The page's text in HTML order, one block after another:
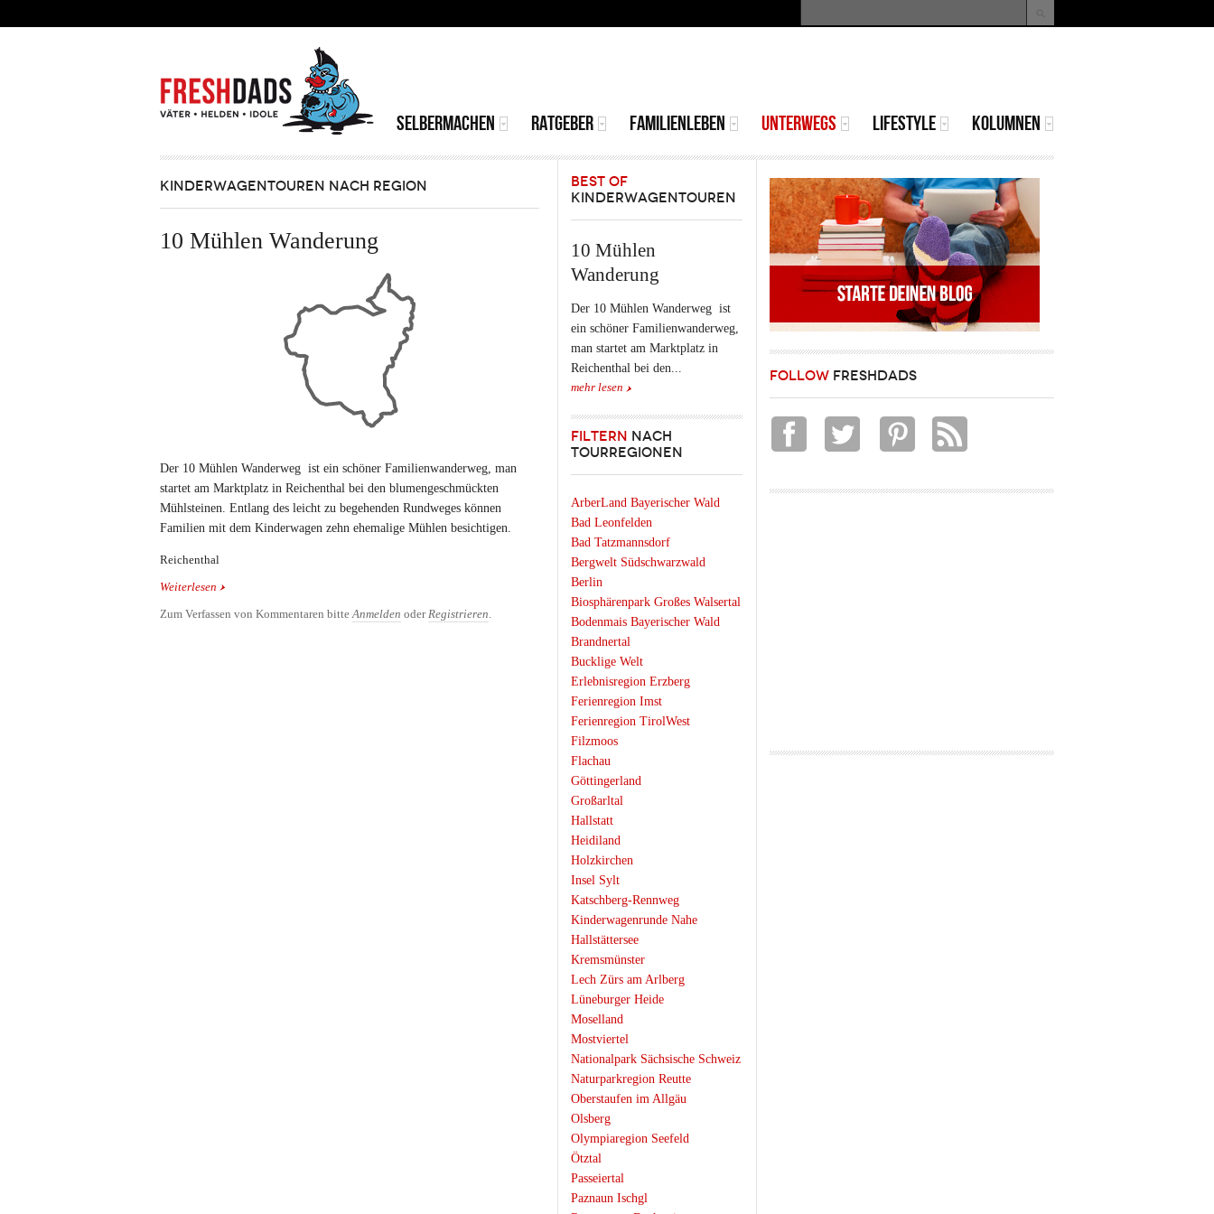
Suchformular
MAINMENU
SELBERMACHEN RATGEBER FAMILIENLEBEN UNTERWEGS LIFESTYLE KOLUMNEN
KINDERWAGENTOUREN NACH REGION
10 Mühlen Wanderung
Der 10 Mühlen Wanderweg ist ein schöner Familienwanderweg, man
startet am Marktplatz in Reichenthal bei den blumengeschmückten
Mühlsteinen. Entlang des leicht zu begehenden Rundweges können
Familien mit dem Kinderwagen zehn ehemalige Mühlen besichtigen.
Reichenthal
Weiterlesen über 10 Mühlen Wanderung
Zum Verfassen von Kommentaren bitteAnmelden oderRegistrieren.
BEST OF
KINDERWAGENTOUREN
10 Mühlen
Wanderung
Der 10 Mühlen Wanderweg ist
ein schöner Familienwanderweg,
man startet am Marktplatz in
Reichenthal bei den...
mehr lesen
FILTERN NACH
TOURREGIONEN
ArberLand Bayerischer Wald
Bad Leonfelden
Bad Tatzmannsdorf
Bergwelt Südschwarzwald
Berlin
Biosphärenpark Großes Walsertal
Bodenmais Bayerischer Wald
Brandnertal
Bucklige Welt
Erlebnisregion Erzberg
Ferienregion Imst
Ferienregion TirolWest
Filzmoos
Flachau
Göttingerland
Großarltal
Hallstatt
Heidiland
Holzkirchen
Insel Sylt
Katschberg-Rennweg
Kinderwagenrunde Nahe
Hallstättersee
Kremsmünster
Lech Zürs am Arlberg
Lüneburger Heide
Moselland
Mostviertel
Nationalpark Sächsische Schweiz
Naturparkregion Reutte
Oberstaufen im Allgäu
Olsberg
Olympiaregion Seefeld
Ötztal
Passeiertal
Paznaun Ischgl
FOLLOW FRESHDADS